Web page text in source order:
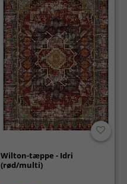
Wilton-tæppe - Idri
(rød/multi)